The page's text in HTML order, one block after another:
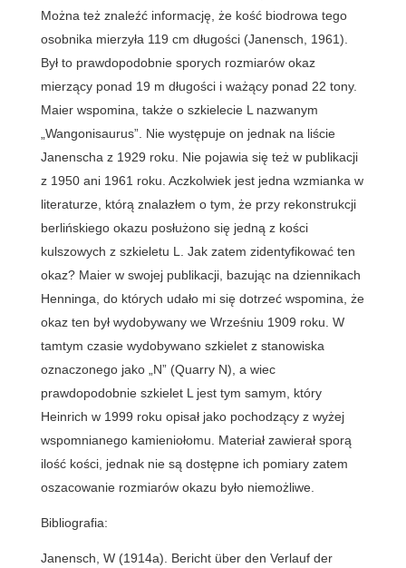
Można też znaleźć informację, że kość biodrowa tego
osobnika mierzyła 119 cm długości (Janensch, 1961).
Był to prawdopodobnie sporych rozmiarów okaz
mierzący ponad 19 m długości i ważący ponad 22 tony.
Maier wspomina, także o szkielecie L nazwanym
„Wangonisaurus”. Nie występuje on jednak na liście
Janenscha z 1929 roku. Nie pojawia się też w publikacji
z 1950 ani 1961 roku. Aczkolwiek jest jedna wzmianka w
literaturze, którą znalazłem o tym, że przy rekonstrukcji
berlińskiego okazu posłużono się jedną z kości
kulszowych z szkieletu L. Jak zatem zidentyfikować ten
okaz? Maier w swojej publikacji, bazując na dziennikach
Henninga, do których udało mi się dotrzeć wspomina, że
okaz ten był wydobywany we Wrześniu 1909 roku. W
tamtym czasie wydobywano szkielet z stanowiska
oznaczonego jako „N” (Quarry N), a wiec
prawdopodobnie szkielet L jest tym samym, który
Heinrich w 1999 roku opisał jako pochodzący z wyżej
wspomnianego kamieniołomu. Materiał zawierał sporą
ilość kości, jednak nie są dostępne ich pomiary zatem
oszacowanie rozmiarów okazu było niemożliwe.
Bibliografia:
Janensch, W (1914a). Bericht über den Verlauf der